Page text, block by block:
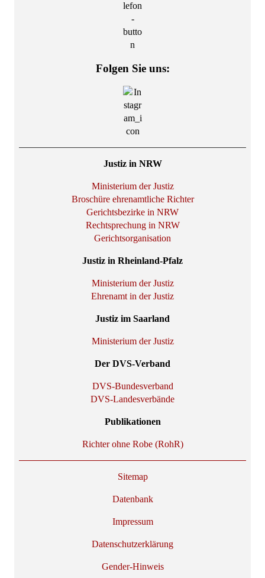
Folgen Sie uns:
Justiz in NRW
Ministerium der Justiz
Broschüre ehrenamtliche Richter
Gerichtsbezirke in NRW
Rechtsprechung in NRW
Gerichtsorganisation
Justiz in Rheinland-Pfalz
Ministerium der Justiz
Ehrenamt in der Justiz
Justiz im Saarland
Ministerium der Justiz
Der DVS-Verband
DVS-Bundesverband
DVS-Landesverbände
Publikationen
Richter ohne Robe (RohR)
Sitemap
Datenbank
Impressum
Datenschutzerklärung
Gender-Hinweis